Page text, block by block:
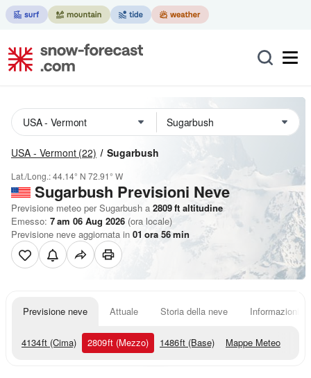
USA - Vermont (22) Sugarbush
Lat./Long.:44.14° N 72.91° W
Sugarbush Previsioni Neve
Previsione meteo per Sugarbush a 2809ft altitudine
Emesso: 7 am 06 Aug 2026 (ora locale)
Previsione neve aggiornata in 01 ora 56min
Previsione neve Attuale Storia della neve Informazioni
4134ft (Cima) 2809ft (Mezzo) 1486ft (Base) Mappe Meteo